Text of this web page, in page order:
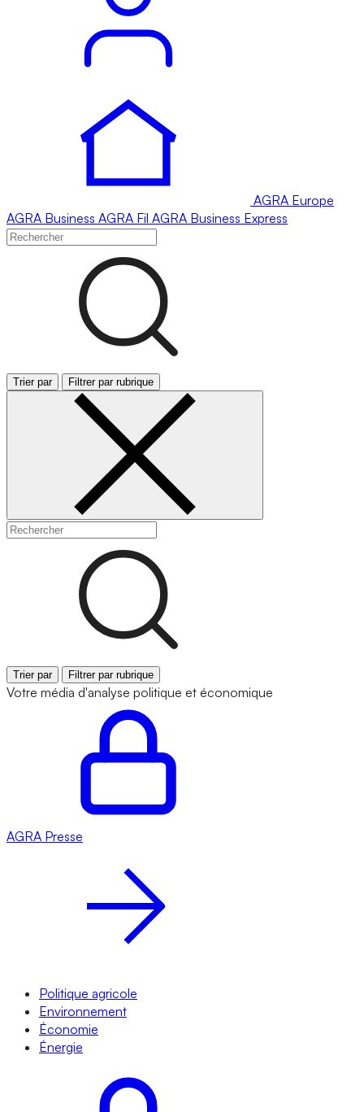
AGRA Europe
AGRA Business AGRA Fil AGRA Business Express
Trier par Filtrer par rubrique
Trier par Filtrer par rubrique
Votre média d'analyse politique et économique
AGRA Presse
Politique agricole
Environnement
Économie
Énergie